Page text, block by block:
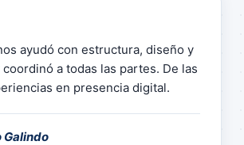
ayudó con estructura, diseño y
a todas las partes. De las
en presencia digital.
Galindo